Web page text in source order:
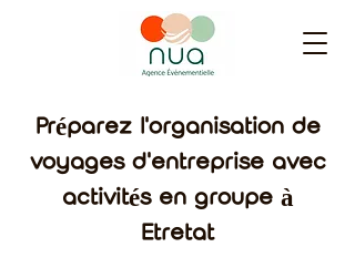
Préparez l'organisation de
voyages d'entreprise avec
activités en groupe à
Etretat